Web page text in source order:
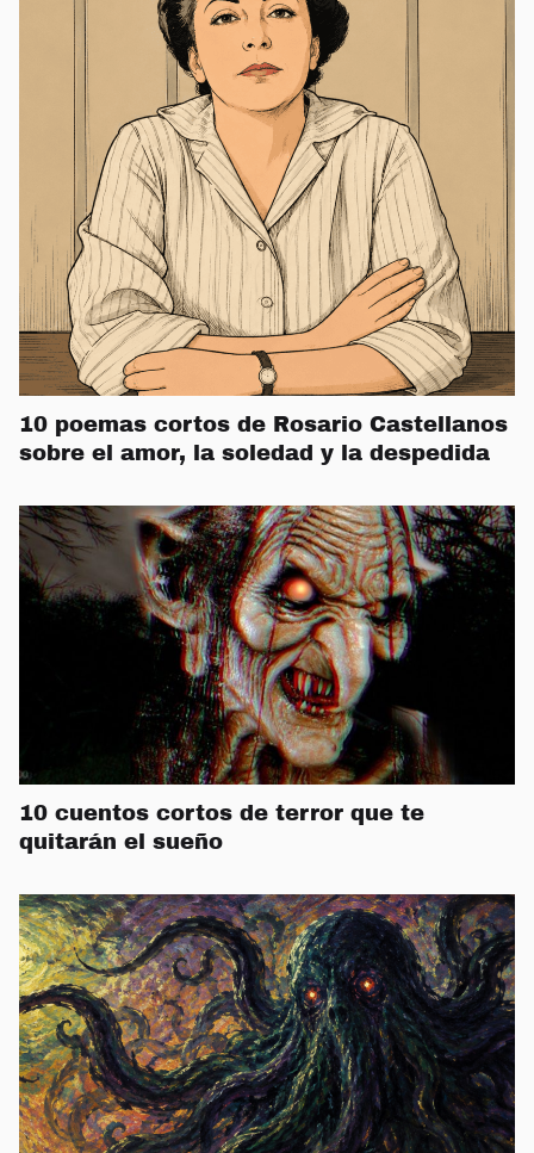
10 poemas cortos de Rosario Castellanos
sobre el amor, la soledad y la despedida
10 cuentos cortos de terror que te
quitarán el sueño